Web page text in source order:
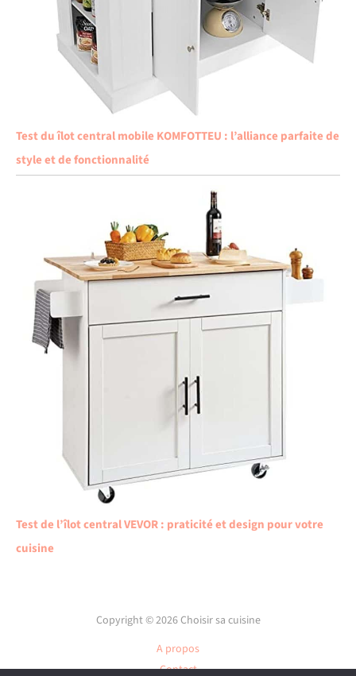
Test du îlot central mobile KOMFOTTEU : l’alliance parfaite de
style et de fonctionnalité
Test de l’îlot central VEVOR : praticité et design pour votre
cuisine
Copyright © 2026 Choisir sa cuisine
A propos
Contact